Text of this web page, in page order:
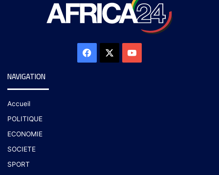
NAVIGATION
Accueil
POLITIQUE
ECONOMIE
SOCIETE
SPORT